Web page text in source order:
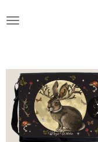
direct
hoofdinhoud